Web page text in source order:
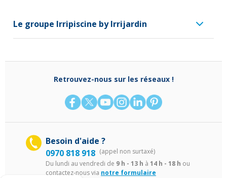
Le groupe Irripiscine by Irrijardin
Retrouvez-nous sur les réseaux !
Besoin d'aide ?
0970 818 918 (appel non surtaxé)
Du lundi au vendredi de 9 h - 13 h à 14 h - 18 h ou
contactez-nous via notre formulaire